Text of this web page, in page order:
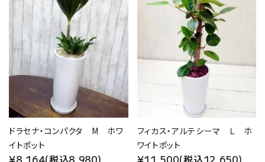
ドラセナ・コンパクタ M ホワ
イトポット
¥8,164(税込8,980)
フィカス・アルテシーマ Ｌ ホ
ワイトポット
¥11,500(税込12,650)